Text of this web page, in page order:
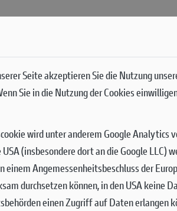
Seite akzeptieren Sie die Nutzung
Sie in die Nutzung der Cookies
wird unter anderem Google Analytics
(insbesondere dort an die Google LLC)
Angemessenheitsbeschluss der
durchsetzen können, in den USA keine
einen Zugriff auf Daten erlangen